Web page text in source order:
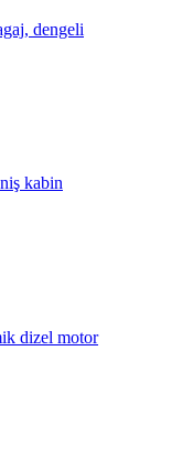
dengeli
kabin
dizel motor